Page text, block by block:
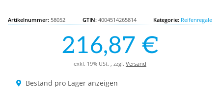
Artikelnummer: 58052 GTIN: 4004514265814 Kategorie: Reifenregale
216,87 €
exkl. 19% USt. , zzgl. Versand
Bestand pro Lager anzeigen